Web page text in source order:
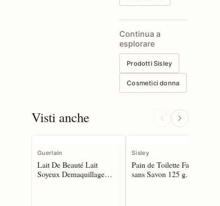
Continua a
esplorare
Prodotti Sisley
Cosmetici donna
Visti anche
Guerlain
Lait De Beauté Lait
Soyeux Demaquillage
Sisley
Pain de Toilette Facial
sans Savon 125 g.